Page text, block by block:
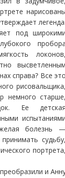
под
справа? Все
немного
Ее
болезнь
и